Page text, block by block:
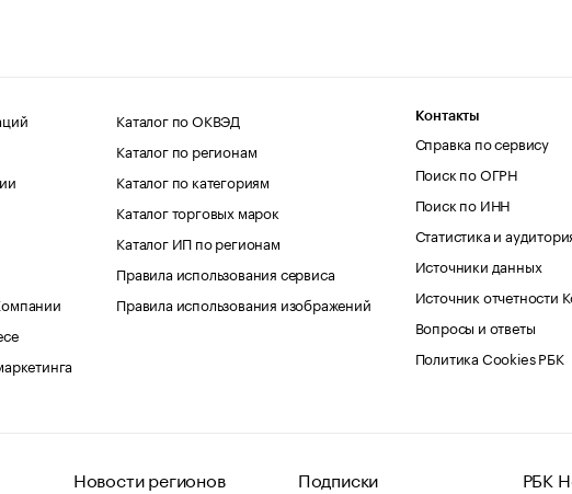
Каталог по ОКВЭД
Каталог по регионам
Каталог по категориям
Каталог торговых марок
Каталог ИП по регионам
Правила использования сервиса
Правила использования изображений
Контакты
Справка по сервису
Поиск по ОГРН
Поиск по ИНН
Статистика и
Источники данных
Источник отчетности
Вопросы и ответы
Политика Cookies РБК
Новости регионов Подписки РБК